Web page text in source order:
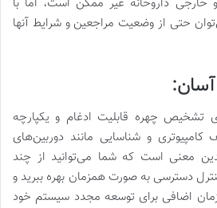
حتی از وضعیت مراجعین و شرایط آنها
تشخیص چهره قابلیت ادغام و یکپارچه
و شناسایی مانند دوربین‌های
معنی است که شما می‌توانید از چند
دسترسی به صورت همزمان بهره ببرید و
اضافی برای توسعه مجدد سیستم خود